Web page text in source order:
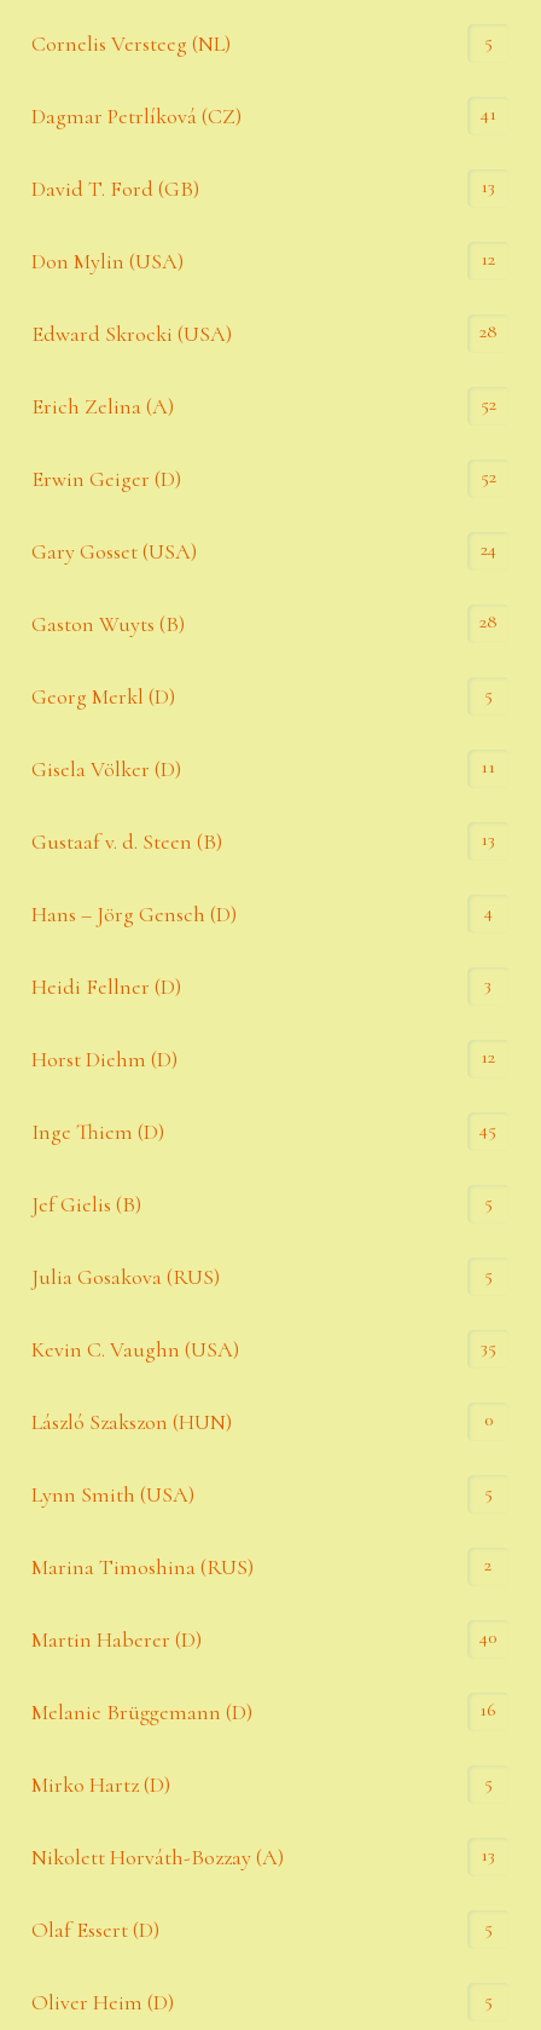
Cornelis Versteeg (NL) 5
Dagmar Petrlíková (CZ) 41
David T. Ford (GB) 13
Don Mylin (USA) 12
Edward Skrocki (USA) 28
Erich Zelina (A) 52
Erwin Geiger (D) 52
Gary Gosset (USA) 24
Gaston Wuyts (B) 28
Georg Merkl (D) 5
Gisela Völker (D) 11
Gustaaf v. d. Steen (B) 13
Hans – Jörg Gensch (D) 4
Heidi Fellner (D) 3
Horst Diehm (D) 12
Inge Thiem (D) 45
Jef Gielis (B) 5
Julia Gosakova (RUS) 5
Kevin C. Vaughn (USA) 35
László Szakszon (HUN) 0
Lynn Smith (USA) 5
Marina Timoshina (RUS) 2
Martin Haberer (D) 40
Melanie Brüggemann (D) 16
Mirko Hartz (D) 5
Nikolett Horváth-Bozzay (A) 13
Olaf Essert (D) 5
Oliver Heim (D) 5